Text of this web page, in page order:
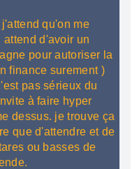
qu'on me
attend d'avoir un
pour autoriser la
finance surement )
pas sérieux du
à faire hyper
dessus. je trouve ça
que d'attendre et de
ou basses de